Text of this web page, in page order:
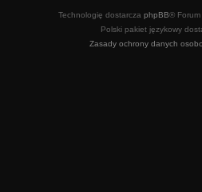
Technologię dostarcza phpBB®
Polski pakiet językowy
Zasady ochrony danych